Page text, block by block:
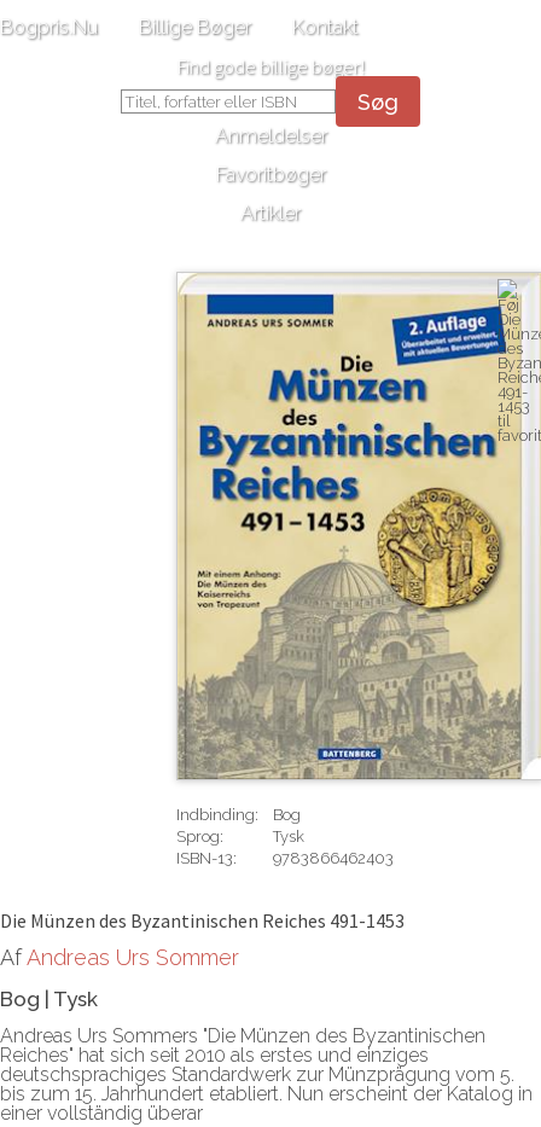
Bogpris.Nu Billige Bøger Kontakt
Find gode billige bøger!
Søg
Anmeldelser
Favoritbøger
Artikler
Indbinding:
Bog
Sprog:
Tysk
ISBN-13:
9783866462403
Die Münzen des Byzantinischen Reiches 491-1453
AfAndreas Urs Sommer
Bog | Tysk
Andreas Urs Sommers "Die Münzen des Byzantinischen
Reiches" hat sich seit 2010 als erstes und einziges
deutschsprachiges Standardwerk zur Münzprägung vom 5.
bis zum 15. Jahrhundert etabliert. Nun erscheint der Katalog in
einer vollständig überar